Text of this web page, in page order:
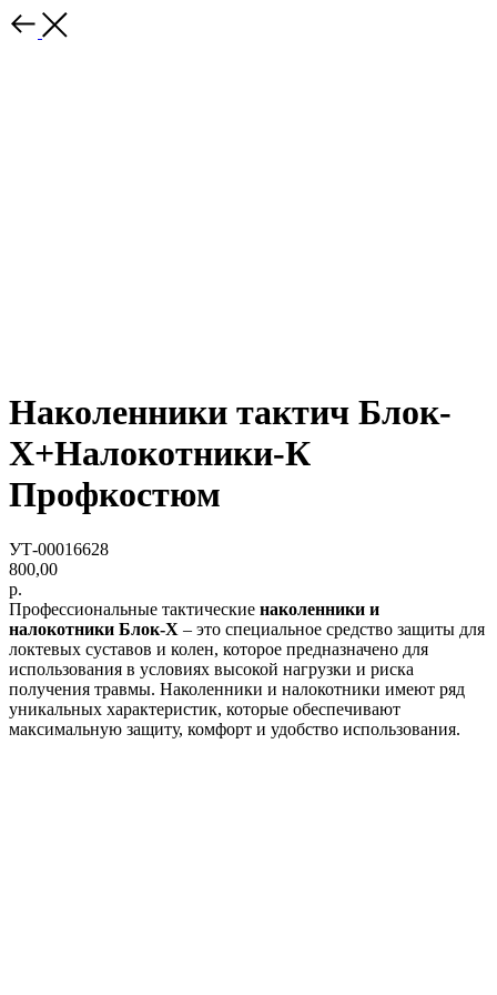
Наколенники тактич Блок-
Х+Налокотники-К
Профкостюм
УТ-00016628
800,00
р.
Профессиональные тактические наколенники и
налокотники Блок-Х – это специальное средство защиты для
локтевых суставов и колен, которое предназначено для
использования в условиях высокой нагрузки и риска
получения травмы. Наколенники и налокотники имеют ряд
уникальных характеристик, которые обеспечивают
максимальную защиту, комфорт и удобство использования.